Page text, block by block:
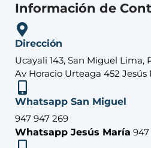
Información de
Dirección
Ucayali 143, San Miguel Lima,
Av Horacio Urteaga 452 Jesús
Whatsapp San Miguel
947 947 269
Whatsapp Jesús María